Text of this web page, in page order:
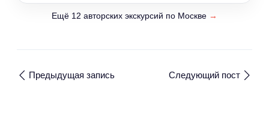
Ещё 12 авторских экскурсий по Москве →
Предыдущая запись Следующий пост